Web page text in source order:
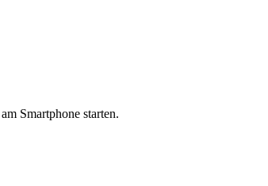
Smartphone starten.